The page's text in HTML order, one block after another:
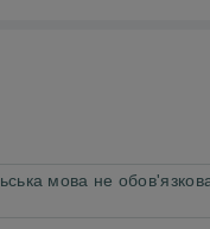
мова не